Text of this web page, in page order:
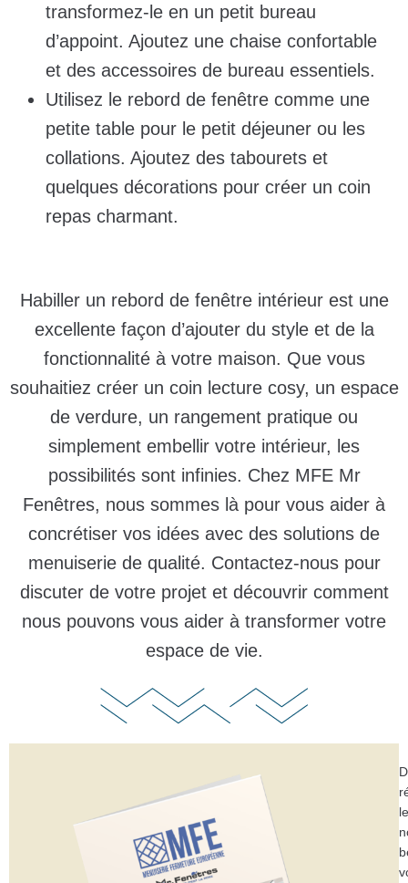
transformez-le en un petit bureau
d’appoint. Ajoutez une chaise confortable
et des accessoires de bureau essentiels.
Utilisez le rebord de fenêtre comme une
petite table pour le petit déjeuner ou les
collations. Ajoutez des tabourets et
quelques décorations pour créer un coin
repas charmant.
Habiller un rebord de fenêtre intérieur est une
excellente façon d’ajouter du style et de la
fonctionnalité à votre maison. Que vous
souhaitiez créer un coin lecture cosy, un espace
de verdure, un rangement pratique ou
simplement embellir votre intérieur, les
possibilités sont infinies. Chez MFE Mr
Fenêtres, nous sommes là pour vous aider à
concrétiser vos idées avec des solutions de
menuiserie de qualité. Contactez-nous pour
discuter de votre projet et découvrir comment
nous pouvons vous aider à transformer votre
espace de vie.